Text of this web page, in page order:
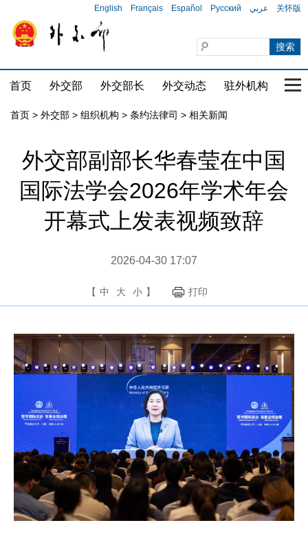
English Français Español Русский عربي 关怀版
首页 外交部 外交部长 外交动态 驻外机构 国
首页 > 外交部 > 组织机构 > 条约法律司 > 相关新闻
外交部副部长华春莹在中国
国际法学会2026年学术年会
开幕式上发表视频致辞
2026-04-30 17:07
【 中 大 小 】 打印